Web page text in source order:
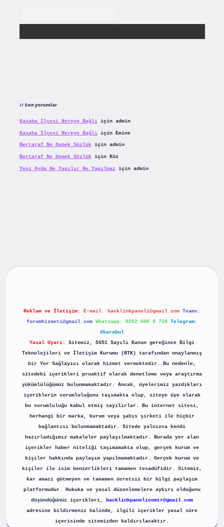
Son yorumlar
Kasaba Ilçesi Nereye Bağlıiçin admin
Kasaba Ilçesi Nereye Bağlıiçin Emine
Bertaraf Ne Demek Sözlükiçin admin
Bertaraf Ne Demek Sözlükiçin Köz
Yeni Ayda Ne Yapılır Ne Yapılmaziçin admin
Reklam ve İletişim: E-mail: backlinkpaneli@gmail.com Teams:
forumhizmeti@gmail.com Whatsapp: 0262 606 0 726 Telegram:
@karabul
Yasal Uyarı:
Sitemiz, 5651 Sayılı Kanun gereğince Bilgi
Teknolojileri ve İletişim Kurumu (BTK) tarafından onaylanmış
bir Yer Sağlayıcı olarak hizmet vermektedir. Bu nedenle,
sitedeki içerikleri proaktif olarak denetleme veya araştırma
yükümlülüğümüz bulunmamaktadır. Ancak, üyelerimiz yazdıkları
içeriklerin sorumluluğunu taşımakta olup, siteye üye olarak
bu sorumluluğu kabul etmiş sayılırlar. Bu internet sitesi,
herhangi bir marka, kurum veya şahıs şirketi ile hiçbir
bağlantısı bulunmamaktadır. Sitede yalnızca kendi
hazırladığımız makaleler paylaşılmaktadır. Burada yer alan
içerikler haber niteliği taşımamakta olup, gerçek kurum ve
kişiler hakkında paylaşım yapılmamaktadır. Gerçek kurum ve
kişiler ile isim benzerlikleri tamamen tesadüfidir. Sitemiz,
kar amacı gütmeyen ve tamamen ücretsiz bir bilgi paylaşım
platformudur. Hukuka ve yasal düzenlemelere aykırı olduğunu
düşündüğünüz içerikleri,
backlinkpanelicomtr@gmail.com
adresine bildirmeniz halinde, ilgili içerikler yasal süre
içerisinde sitemizden kaldırılacaktır.